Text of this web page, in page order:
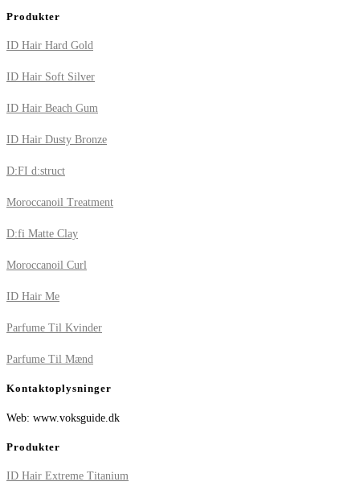
Produkter
ID Hair Hard Gold
ID Hair Soft Silver
ID Hair Beach Gum
ID Hair Dusty Bronze
D:FI d:struct
Moroccanoil Treatment
D:fi Matte Clay
Moroccanoil Curl
ID Hair Me
Parfume Til Kvinder
Parfume Til Mænd
Kontaktoplysninger
Web: www.voksguide.dk
Produkter
ID Hair Extreme Titanium